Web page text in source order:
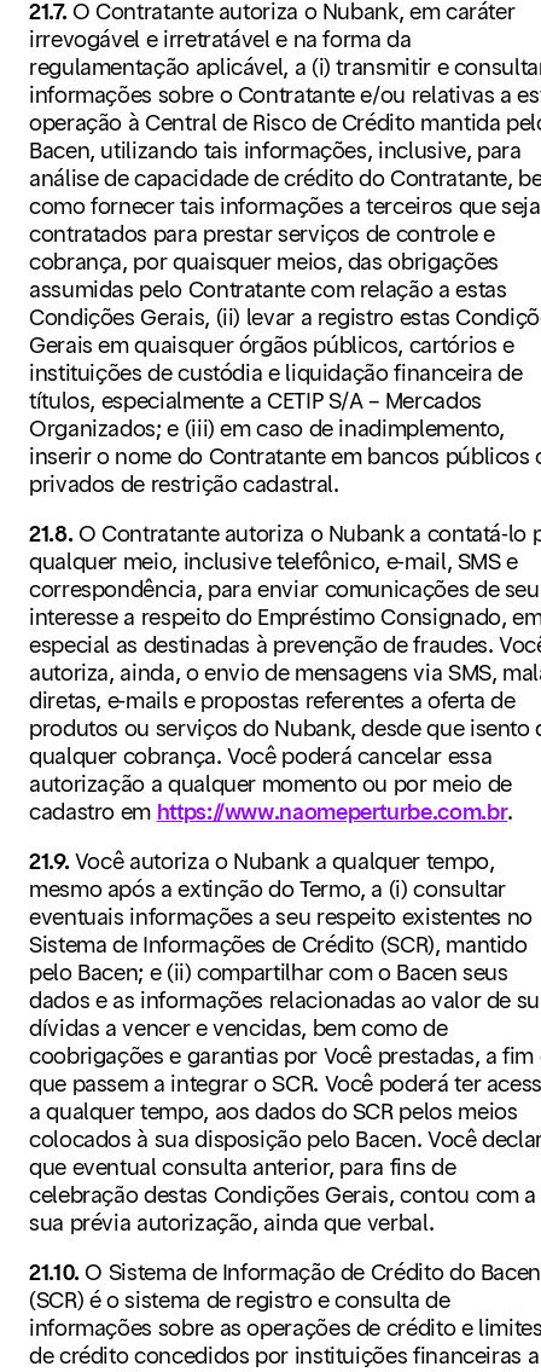
21.7.O Contratante autoriza o Nubank, em caráter
irrevogável e irretratável e na forma da
regulamentação aplicável, a (i) transmitir e
informações sobre o Contratante e/ou relativas a
operação à Central de Risco de Crédito mantida
Bacen, utilizando tais informações, inclusive, para
análise de capacidade de crédito do Contratante,
como fornecer tais informações a terceiros que
contratados para prestar serviços de controle e
cobrança, por quaisquer meios, das obrigações
assumidas pelo Contratante com relação a estas
Condições Gerais, (ii) levar a registro estas
Gerais em quaisquer órgãos públicos, cartórios e
instituições de custódia e liquidação financeira de
títulos, especialmente a CETIP S/A – Mercados
Organizados; e (iii) em caso de inadimplemento,
inserir o nome do Contratante em bancos públicos
privados de restrição cadastral.
21.8. O Contratante autoriza o Nubank a contatá-lo
qualquer meio, inclusive telefônico, e-mail, SMS e
correspondência, para enviar comunicações de seu
interesse a respeito do Empréstimo Consignado,
especial as destinadas à prevenção de fraudes.
autoriza, ainda, o envio de mensagens via SMS,
diretas, e-mails e propostas referentes a oferta de
produtos ou serviços do Nubank, desde que isento
qualquer cobrança. Você poderá cancelar essa
autorização a qualquer momento ou por meio de
cadastro em https://www.naomeperturbe.com.br.
21.9. Você autoriza o Nubank a qualquer tempo,
mesmo após a extinção do Termo, a (i) consultar
eventuais informações a seu respeito existentes no
Sistema de Informações de Crédito (SCR), mantido
pelo Bacen; e (ii) compartilhar com o Bacen seus
dados e as informações relacionadas ao valor de
dívidas a vencer e vencidas, bem como de
coobrigações e garantias por Você prestadas, a fim
que passem a integrar o SCR. Você poderá ter
a qualquer tempo, aos dados do SCR pelos meios
colocados à sua disposição pelo Bacen. Você
que eventual consulta anterior, para fins de
celebração destas Condições Gerais, contou com a
sua prévia autorização, ainda que verbal.
21.10.O Sistema de Informação de Crédito do Bacen
(SCR) é o sistema de registro e consulta de
informações sobre as operações de crédito e
de crédito concedidos por instituições financeiras a